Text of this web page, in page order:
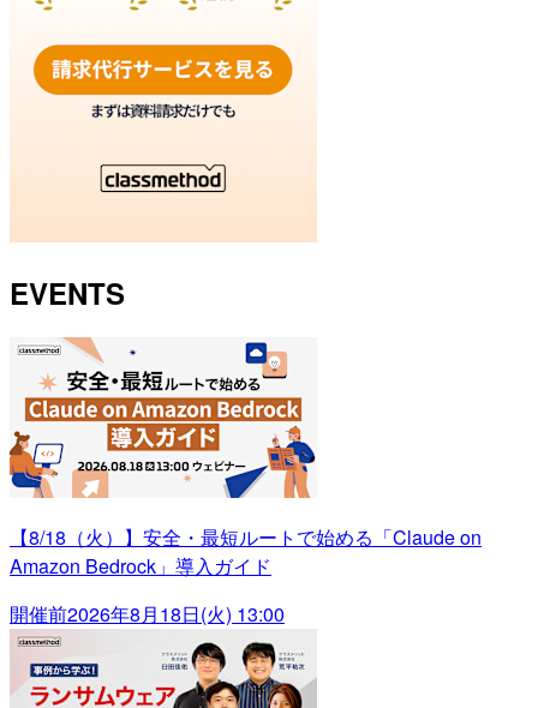
EVENTS
【8/18（火）】安全・最短ルートで始める「Claude on
Amazon Bedrock」導入ガイド
開催前2026年8月18日(火) 13:00